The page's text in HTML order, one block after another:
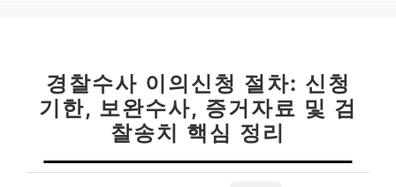
경찰수사 이의신청 절차: 신청
기한, 보완수사, 증거자료 및 검
찰송치 핵심 정리